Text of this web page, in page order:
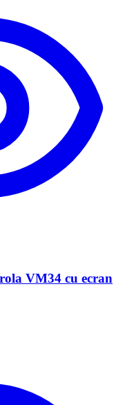
VM34 cu ecran